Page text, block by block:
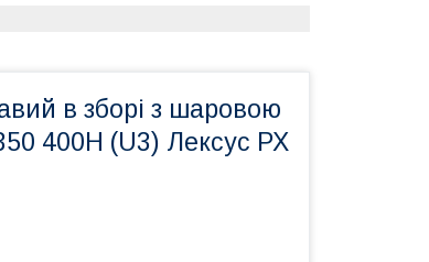
в зборі з шаровою
400H (U3) Лексус РХ